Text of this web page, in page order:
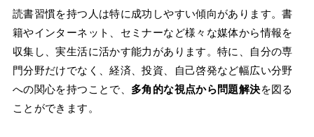
読書習慣を持つ人は特に成功しやすい傾向があります。書
籍やインターネット、セミナーなど様々な媒体から情報を
収集し、実生活に活かす能力があります。特に、自分の専
門分野だけでなく、経済、投資、自己啓発など幅広い分野
への関心を持つことで、 多角的な視点から問題解決を図る
ことができます。